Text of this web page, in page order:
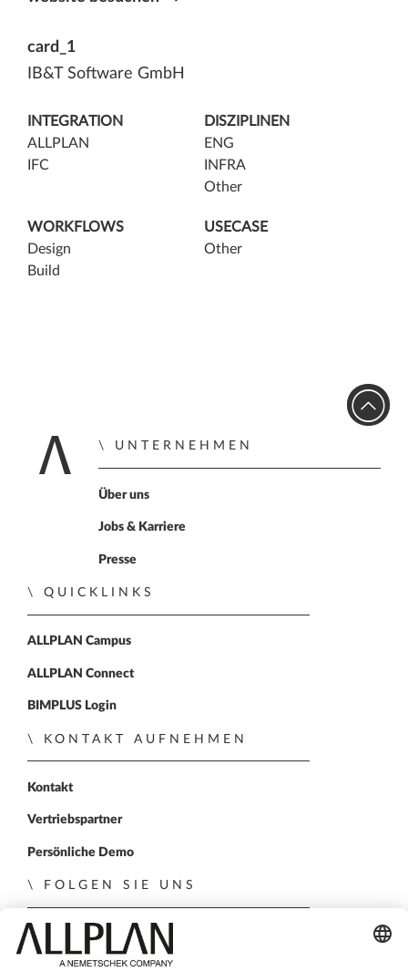
card_1
IB&T Software GmbH
INTEGRATION
ALLPLAN
IFC
DISZIPLINEN
ENG
INFRA
Other
WORKFLOWS
Design
Build
USECASE
Other
Zur Startseite
UNTERNEHMEN
Über uns
Jobs & Karriere
Presse
QUICKLINKS
ALLPLAN Campus
ALLPLAN Connect
BIMPLUS Login
KONTAKT AUFNEHMEN
Kontakt
Vertriebspartner
Persönliche Demo
FOLGEN SIE UNS
ALLPLAN auf LinkedIn
ALLPLAN auf Xing
ALLPLAN auf Facebook
ALLPLAN auf YouTube